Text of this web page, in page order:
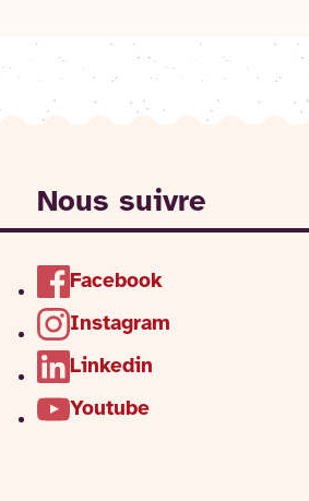
Nous suivre
Facebook
Instagram
Linkedin
Youtube